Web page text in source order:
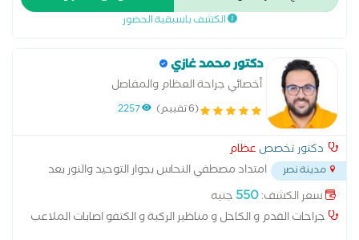
الكشف باسبقية الحضور
دكتور محمد غازي
أخصائي جراحة العظام والمفاصل
(6 تقييم) 2257
دكتور تخصص عظام
مدينة نصر
امتداد مصطفي النحاس بجوار التوحيد والنور بعد
مدرسه المنهل...
سعر الكشف:550 جنيه
جراحات القدم و الكاحل و مناظير الركبة و الكتفو اصابات الملاعب